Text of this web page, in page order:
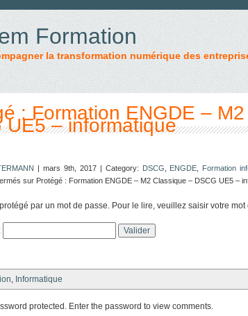
Formation
la transformation numérique des
: Formation ENGDE –
UE5 – informatique
| mars 9th, 2017 | Category: DSCG ENGDE Formation
sur Protégé : Formation ENGDE – M2 Classique – DSCG UE5 –
par un mot de passe. Pour le lire, veuillez saisir votre
, Informatique
protected. Enter the password to view comments.